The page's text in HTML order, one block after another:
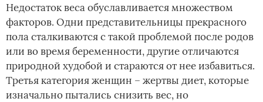
Недостаток веса обуславливается множеством
факторов. Одни представительницы прекрасного
пола сталкиваются с такой проблемой после родов
или во время беременности, другие отличаются
природной худобой и стараются от нее избавиться.
Третья категория женщин – жертвы диет, которые
изначально пытались снизить вес, но